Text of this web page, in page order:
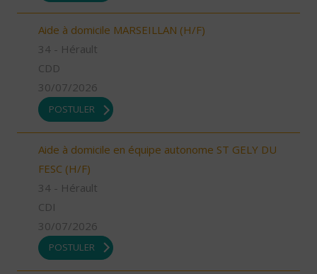
Aide à domicile MARSEILLAN (H/F)
34 - Hérault
CDD
30/07/2026
POSTULER
Aide à domicile en équipe autonome ST GELY DU
FESC (H/F)
34 - Hérault
CDI
30/07/2026
POSTULER